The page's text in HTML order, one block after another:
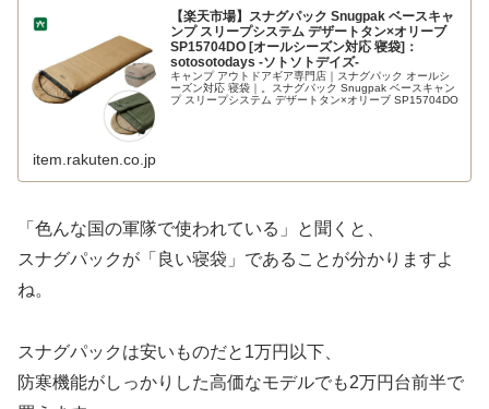
【楽天市場】スナグパック Snugpak ベースキャ
ンプ スリープシステム デザートタン×オリーブ
SP15704DO [オールシーズン対応 寝袋]：
sotosotodays -ソトソトデイズ-
キャンプ アウトドアギア専門店｜スナグパック オールシ
ーズン対応 寝袋｜。スナグパック Snugpak ベースキャン
プ スリープシステム デザートタン×オリーブ SP15704DO
item.rakuten.co.jp
「色んな国の軍隊で使われている」と聞くと、
スナグパックが「良い寝袋」であることが分かりますよ
ね。
スナグパックは安いものだと1万円以下、
防寒機能がしっかりした高価なモデルでも2万円台前半で